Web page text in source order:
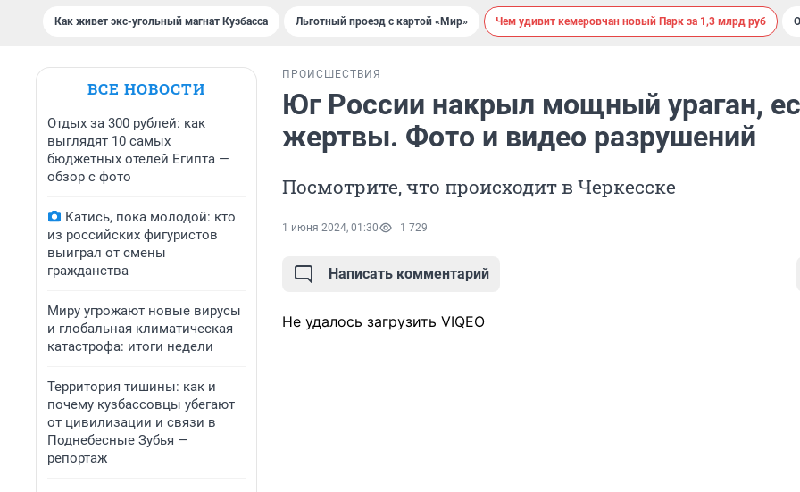
Как живет экс-угольный магнат Кузбасса Льготный проезд с картой «Мир» Чем удивит кемеровчан новый Парк за 1,3 млрд руб
ВСЕ НОВОСТИ
Отдых за 300 рублей: как
выглядят 10 самых
бюджетных отелей Египта —
обзор с фото
Катись, пока молодой: кто
из российских фигуристов
выиграл от смены
гражданства
Миру угрожают новые вирусы
и глобальная климатическая
катастрофа: итоги недели
Территория тишины: как и
почему кузбассовцы убегают
от цивилизации и связи в
Поднебесные Зубья —
репортаж
ПРОИСШЕСТВИЯ
Юг России накрыл мощный ураган,
жертвы. Фото и видео разрушений
Посмотрите, что происходит в Черкесске
1 июня 2024, 01:30 1 729
Написать комментарий
Не удалось загрузить VIQEO